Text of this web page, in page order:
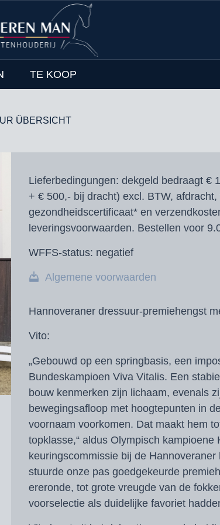
TE KOOP
ÜBERSICHT
Lieferbedingungen: dekgeld bedraagt €
+ € 500,- bij dracht) excl. BTW, afdracht,
gezondheidscertificaat* en
leveringsvoorwaarden. Bestellen voor
WFFS-status: negatief
Algemene voorwaarden
Hannoveraner dressuur-premiehengst
Vito:
„Gebouwd op een springbasis, een
Bundeskampioen Viva Vitalis. Een
bouw kenmerken zijn lichaam, evenals
bewegingsafloop met hoogtepunten in
voornaam voorkomen. Dat maakt hem
topklasse,“ aldus Olympisch
keuringscommissie bij de
stuurde onze pas goedgekeurde
ereronde, tot grote vreugde van de
voorselectie als duidelijke favoriet